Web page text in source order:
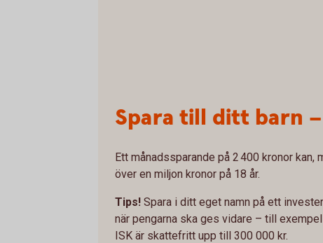
Spara till ditt barn
Ett månadssparande på 2 400 kronor
över en miljon kronor på 18 år.
Tips! Spara i ditt eget namn på ett
när pengarna ska ges vidare – till
ISK är skattefritt upp till 300 000 kr.